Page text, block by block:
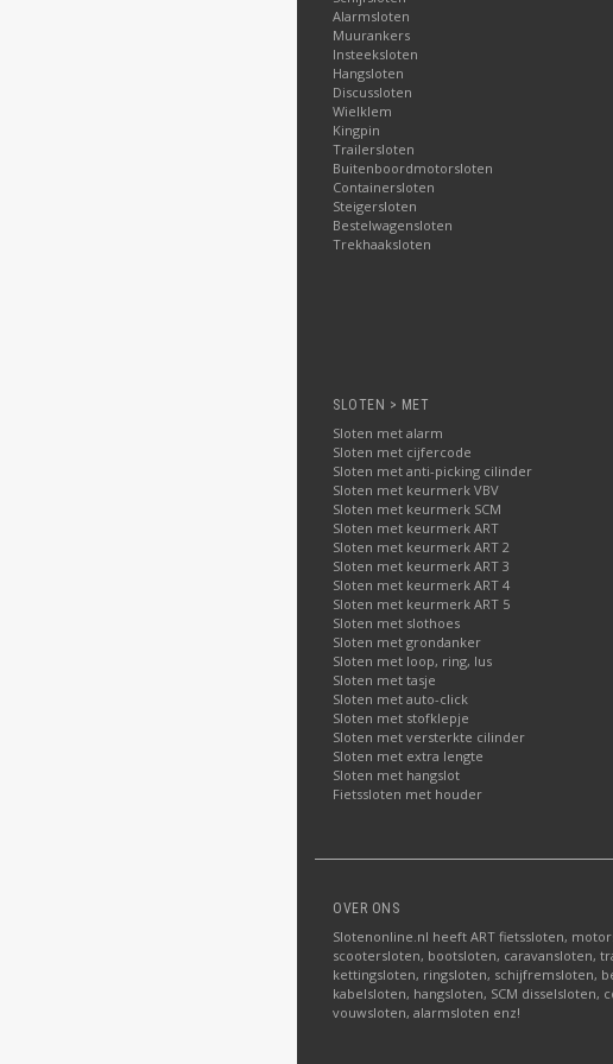
Alarmsloten
Muurankers
Insteeksloten
Hangsloten
Discussloten
Wielklem
Kingpin
Trailersloten
Buitenboordmotorsloten
Containersloten
Steigersloten
Bestelwagensloten
Trekhaaksloten
SLOTEN > MET
Sloten met alarm
Sloten met cijfercode
Sloten met anti-picking cilinder
Sloten met keurmerk VBV
Sloten met keurmerk SCM
Sloten met keurmerk ART
Sloten met keurmerk ART 2
Sloten met keurmerk ART 3
Sloten met keurmerk ART 4
Sloten met keurmerk ART 5
Sloten met slothoes
Sloten met grondanker
Sloten met loop, ring, lus
Sloten met tasje
Sloten met auto-click
Sloten met stofklepje
Sloten met versterkte cilinder
Sloten met extra lengte
Sloten met hangslot
Fietssloten met houder
OVER ONS
Slotenonline.nl heeft ART fietssloten,
scootersloten, bootsloten, caravansloten,
kettingsloten, ringsloten, schijfremsloten,
kabelsloten, hangsloten, SCM disselsloten,
vouwsloten, alarmsloten enz!